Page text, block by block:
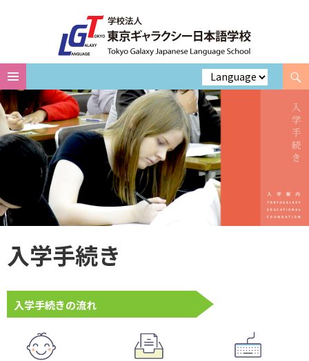
Search
Skip
to
content
入学手続き
入学手続きの流れ